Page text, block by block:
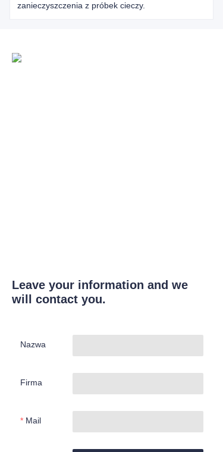
zanieczyszczenia z próbek cieczy.
Leave your information and we
will contact you.
Nazwa
Firma
Mail